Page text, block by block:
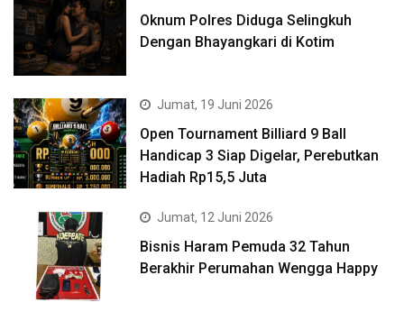
Oknum Polres Diduga Selingkuh
Dengan Bhayangkari di Kotim
Jumat, 19 Juni 2026
Open Tournament Billiard 9 Ball
Handicap 3 Siap Digelar, Perebutkan
Hadiah Rp15,5 Juta
Jumat, 12 Juni 2026
Bisnis Haram Pemuda 32 Tahun
Berakhir Perumahan Wengga Happy